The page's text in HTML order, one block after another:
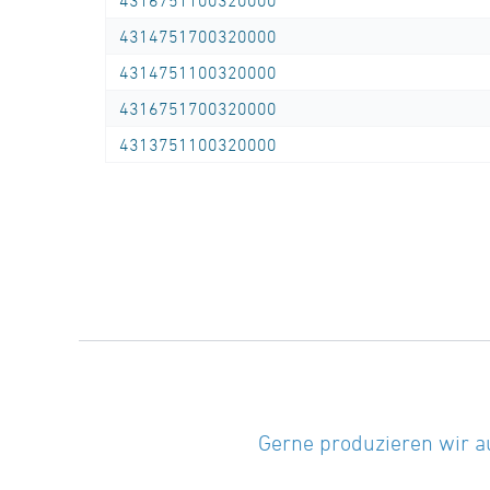
Elektromuffenschweißen,
SDR-Klasse ….., Außendurchmesser d ……
mm
nahtloser Bogen 45°, PE100-RC, schwarz, r ≈
SDR-Klasse ….., Außendurchmesser d ……
4314751700320000
4314751100320000
4316751700320000
4313751100320000
Gerne produzieren wir